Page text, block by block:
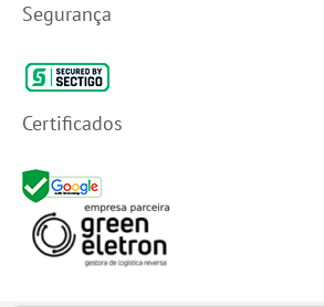
Segurança
Certificados